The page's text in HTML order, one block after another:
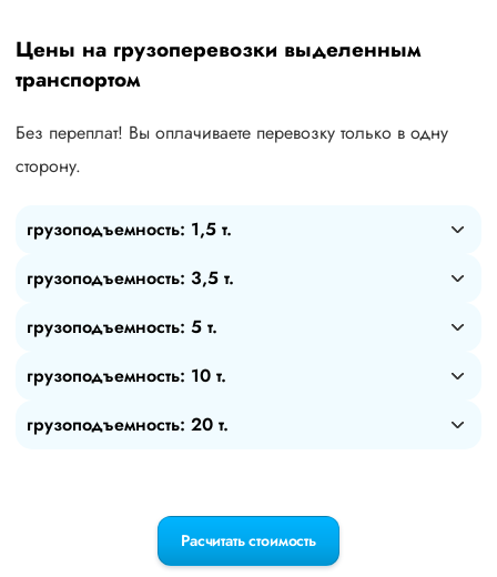
Цены на грузоперевозки выделенным
транспортом
Без переплат! Вы оплачиваете перевозку только в одну
сторону.
грузоподъемность: 1,5 т.
грузоподъемность: 3,5 т.
грузоподъемность: 5 т.
грузоподъемность: 10 т.
грузоподъемность: 20 т.
Расчитать стоимость